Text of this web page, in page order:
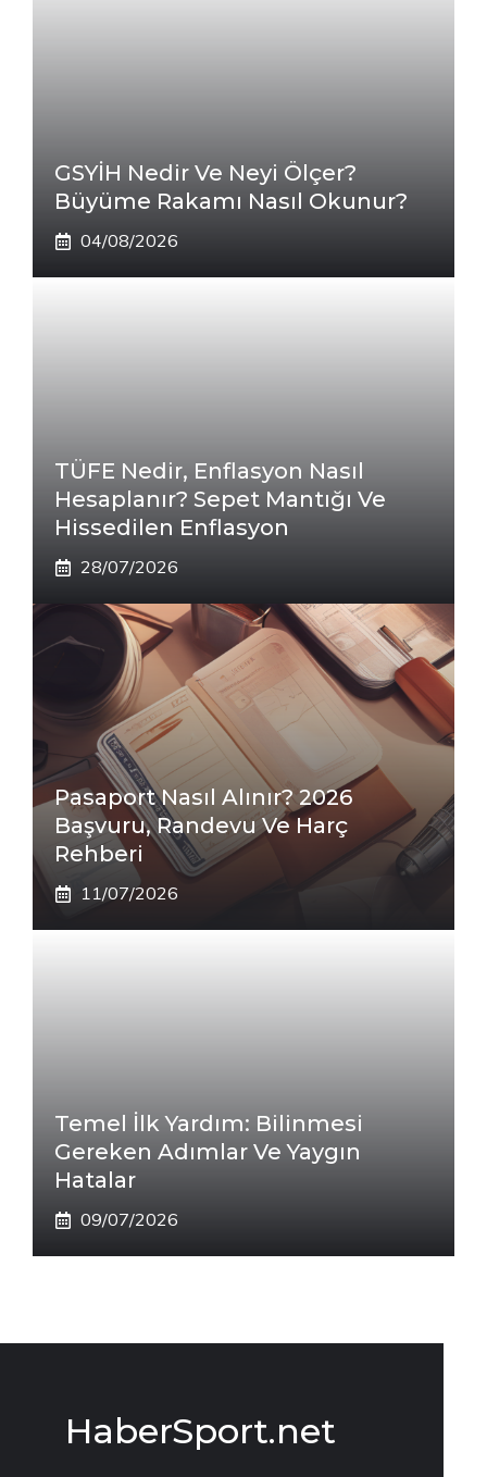
GSYİH Nedir Ve Neyi Ölçer?
Büyüme Rakamı Nasıl Okunur?
04/08/2026
TÜFE Nedir, Enflasyon Nasıl
Hesaplanır? Sepet Mantığı Ve
Hissedilen Enflasyon
28/07/2026
Pasaport Nasıl Alınır? 2026
Başvuru, Randevu Ve Harç
Rehberi
11/07/2026
Temel İlk Yardım: Bilinmesi
Gereken Adımlar Ve Yaygın
Hatalar
09/07/2026
HaberSport.net